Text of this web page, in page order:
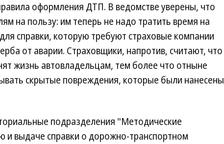
оформления ДТП. В ведомстве уверены, что
на пользу: им теперь не надо тратить время на
справки, которую требуют страховые компании
от аварии. Страховщики, напротив, считают, что
жизнь автовладельцам, тем более что отныне
скрытые повреждения, которые были нанесены
подразделения "Методические
выдаче справки о дорожно-транспортном